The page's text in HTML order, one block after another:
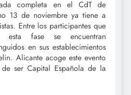
completa en el CdT de
13 de noviembre ya tiene a
Entre los participantes que
fase se encuentran
en sus establecimientos
Alicante acoge este evento
ser Capital Española de la